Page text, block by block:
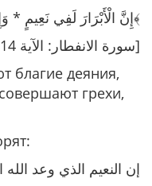
﴿إِنَّ الْأَبْرَارَ لَفِي نَعِيمٍ * وَإِنَّ الْفُجَّارَ لَفِي جَحِيمٍ﴾
[سورة الانفطار: الآية 14-13]
благие деяния,
грехи,
إن النعيم الذي وعد الله